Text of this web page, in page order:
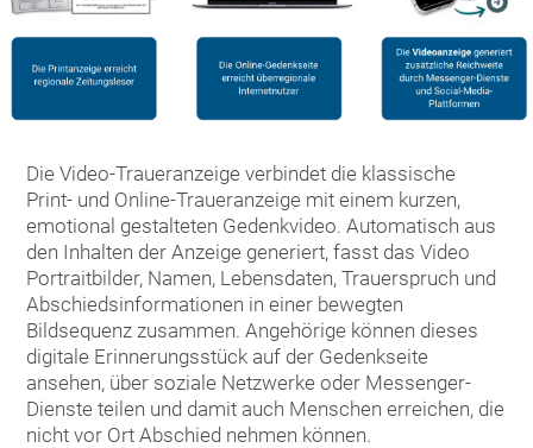
Die Video-Traueranzeige verbindet die klassische
Print- und Online-Traueranzeige mit einem kurzen,
emotional gestalteten Gedenkvideo. Automatisch aus
den Inhalten der Anzeige generiert, fasst das Video
Portraitbilder, Namen, Lebensdaten, Trauerspruch und
Abschiedsinformationen in einer bewegten
Bildsequenz zusammen. Angehörige können dieses
digitale Erinnerungsstück auf der Gedenkseite
ansehen, über soziale Netzwerke oder Messenger-
Dienste teilen und damit auch Menschen erreichen, die
nicht vor Ort Abschied nehmen können.